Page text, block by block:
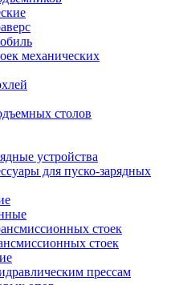
механических
столов
устройства
для пуско-зарядных
стоек
стоек
прессам